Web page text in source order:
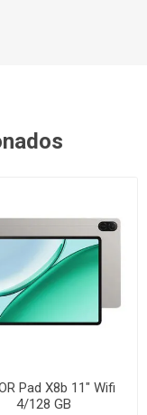
Pad X8b 11" Wifi
4/128 GB